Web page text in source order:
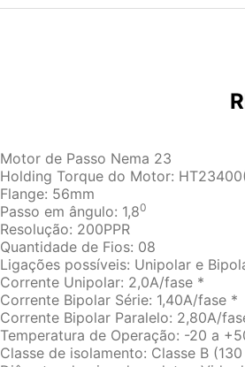
Motor de Passo Nema 23
Holding Torque do Motor:
Flange: 56mm
Passo em ângulo: 1,80
Resolução: 200PPR
Quantidade de Fios: 08
Ligações possíveis: Unipolar e
Corrente Unipolar: 2,0A/fase *
Corrente Bipolar Série: 1,40A/fase *
Corrente Bipolar Paralelo: 2,80A/
Temperatura de Operação: -20 a
Classe de isolamento: Classe B (130